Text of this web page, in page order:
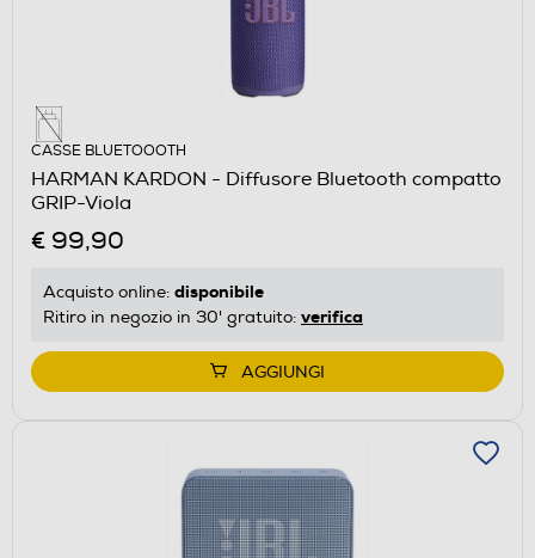
CASSE BLUETOOOTH
HARMAN KARDON - Diffusore Bluetooth compatto
GRIP-Viola
€ 99,90
Acquisto online: disponibile
Ritiro in negozio in 30' gratuito: verifica
AGGIUNGI